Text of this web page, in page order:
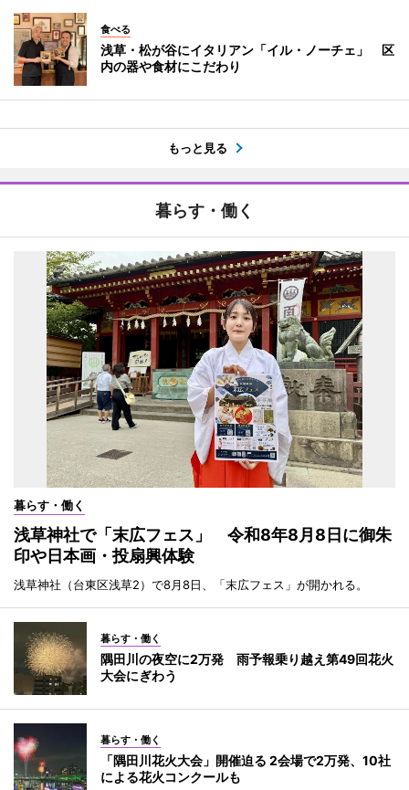
食べる
浅草・松が谷にイタリアン「イル・ノーチェ」 区
内の器や食材にこだわり
もっと見る
暮らす・働く
暮らす・働く
浅草神社で「末広フェス」 令和8年8月8日に御朱
印や日本画・投扇興体験
浅草神社（台東区浅草2）で8月8日、「末広フェス」が開かれる。
暮らす・働く
隅田川の夜空に2万発 雨予報乗り越え第49回花火
大会にぎわう
暮らす・働く
「隅田川花火大会」開催迫る 2会場で2万発、10社
による花火コンクールも